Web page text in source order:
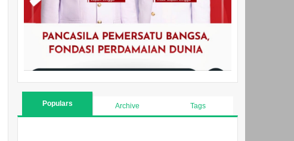
Populars Archive Tags